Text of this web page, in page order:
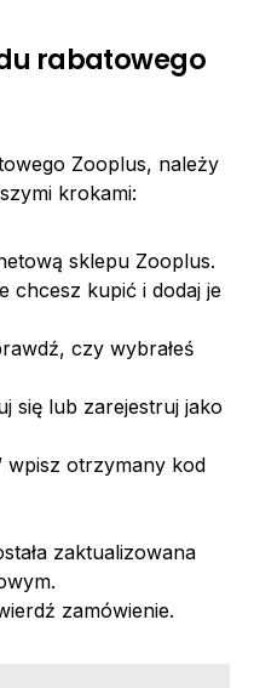
rabatowego
Zooplus, należy
krokami:
sklepu Zooplus.
chcesz kupić i dodaj je
czy wybrałeś
się lub zarejestruj jako
wpisz otrzymany kod
zaktualizowana
zamówienie.